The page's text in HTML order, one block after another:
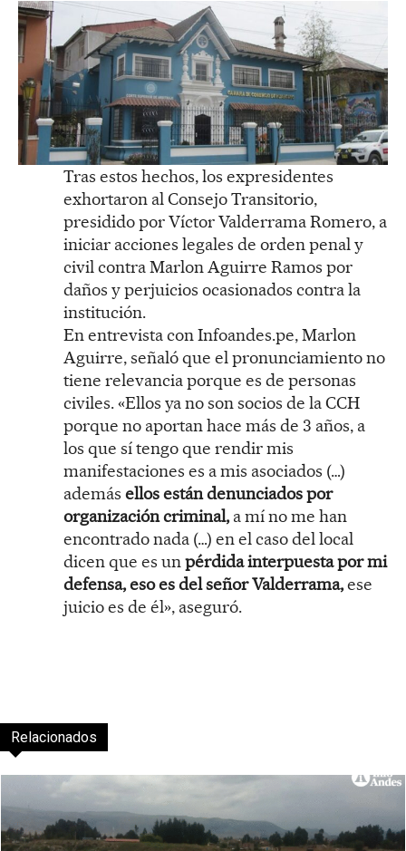
Tras estos hechos, los expresidentes
exhortaron al Consejo Transitorio,
presidido por Víctor Valderrama Romero, a
iniciar acciones legales de orden penal y
civil contra Marlon Aguirre Ramos por
daños y perjuicios ocasionados contra la
institución.
En entrevista con Infoandes.pe, Marlon
Aguirre, señaló que el pronunciamiento no
tiene relevancia porque es de personas
civiles. «Ellos ya no son socios de la CCH
porque no aportan hace más de 3 años, a
los que sí tengo que rendir mis
manifestaciones es a mis asociados (…)
además ellos están denunciados por
organización criminal, a mí no me han
encontrado nada (…) en el caso del local
dicen que es unpérdida interpuesta por mi
defensa, eso es del señor Valderrama,ese
juicio es de él», aseguró.
Relacionados